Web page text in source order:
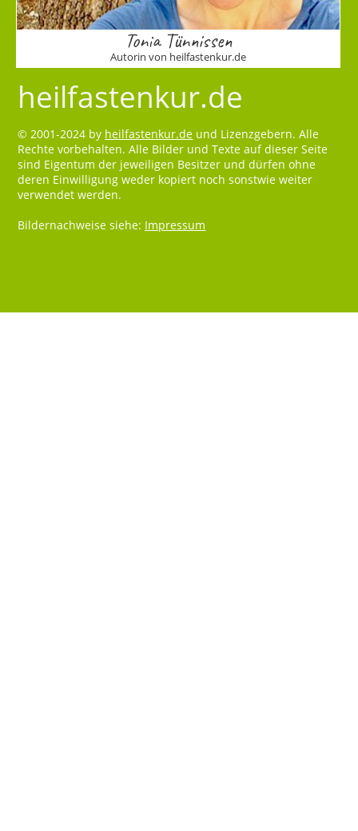
Tonia Tünnissen
Autorin von heilfastenkur.de
heilfastenkur.de
© 2001-2024 by heilfastenkur.de und Lizenzgebern. Alle
Rechte vorbehalten. Alle Bilder und Texte auf dieser Seite
sind Eigentum der jeweiligen Besitzer und dürfen ohne
deren Einwilligung weder kopiert noch sonstwie weiter
verwendet werden.
Bildernachweise siehe: Impressum